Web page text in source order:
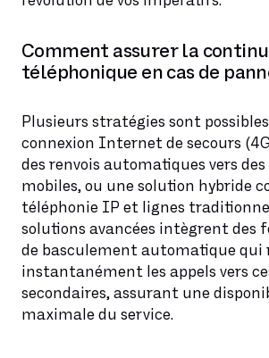
Comment assurer la
téléphonique en cas de
Plusieurs stratégies sont
connexion Internet de secours
des renvois automatiques vers
mobiles, ou une solution hybride
téléphonie IP et lignes
solutions avancées intègrent des
de basculement automatique qui
instantanément les appels vers
secondaires, assurant une
maximale du service.